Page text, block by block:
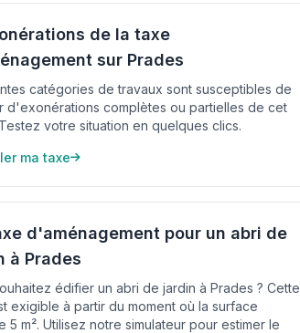
de la taxe
sur Prades
catégories de travaux sont susceptibles de
d'exonérations complètes ou partielles de cet
votre situation en quelques clics.
ma taxe
d'aménagement pour un abri de
à Prades
édifier un abri de jardin à Prades ? Cette
exigible à partir du moment où la surface
5 m². Utilisez notre simulateur pour estimer le